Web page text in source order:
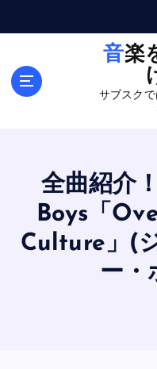
音楽を語らして
サブスク
全曲紹介
Boys「
Culture」(
ー・